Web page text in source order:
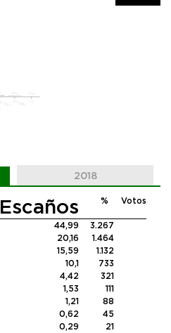
2018
Escaños % Votos
44,99
3.267
20,16
1.464
15,59
1.132
10,1
733
4,42
321
1,53
111
1,21
88
0,62
45
0,29
21